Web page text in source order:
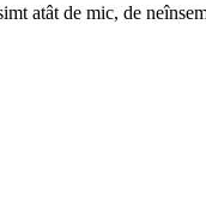
atât de mic, de